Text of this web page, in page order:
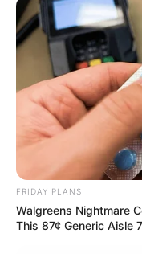
FRIDAY PLANS
Walgreens Nightmare
This 87¢ Generic Aisle